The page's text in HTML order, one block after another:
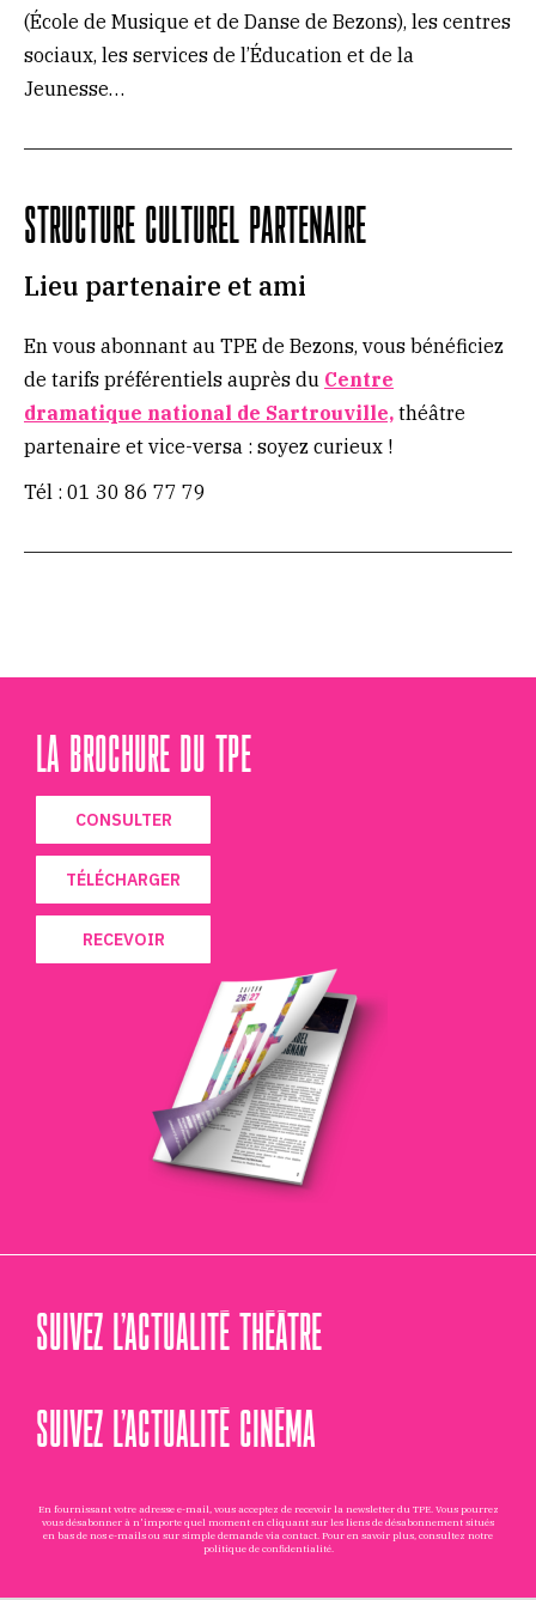
(École de Musique et de Danse de Bezons), les centres
sociaux, les services de l’Éducation et de la
Jeunesse…
Structure culturel partenaire
Lieu partenaire et ami
En vous abonnant au TPE de Bezons, vous bénéficiez
de tarifs préférentiels auprès du Centre
dramatique national de Sartrouville, théâtre
partenaire et vice-versa : soyez curieux !
Tél : 01 30 86 77 79
LA BROCHURE DU TPE
CONSULTER
TÉLÉCHARGER
RECEVOIR
SUIVEZ L’ACTUALITÉ THÉÂTRE
SUIVEZ L’ACTUALITÉ CINÉMA
En fournissant votre adresse e-mail, vous acceptez de recevoir la newsletter du TPE. Vous pourrez
vous désabonner à n'importe quel moment en cliquant sur les liens de désabonnement situés
en bas de nos e-mails ou sur simple demande via contact. Pour en savoir plus, consultez notre
politique de confidentialité.